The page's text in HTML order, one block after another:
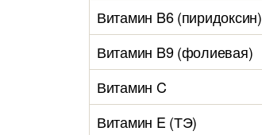
Витамин B6 (пиридоксин)
Витамин B9 (фолиевая)
Витамин C
Витамин E (ТЭ)